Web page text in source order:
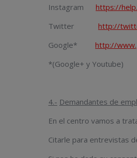
Instagram https://
Twitter http://
Google* http://
*(Google+ y Youtube)
4.- Demandantes de
En el centro vamos a
Citarle para entrevistas